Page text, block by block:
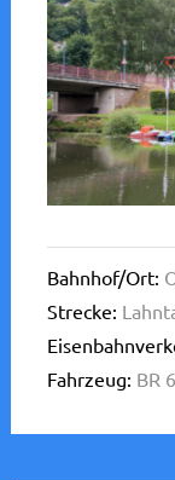
Bahnhof/Ort:
Strecke:
Fahrzeug: BR